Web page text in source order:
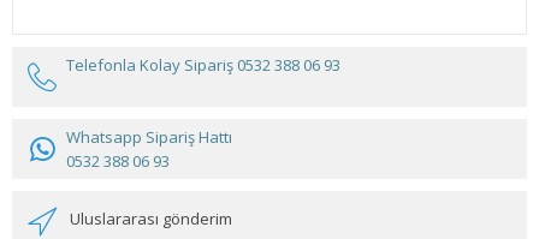
Telefonla Kolay Sipariş 0532 388 06 93
Whatsapp Sipariş Hattı
0532 388 06 93
Uluslararası gönderim